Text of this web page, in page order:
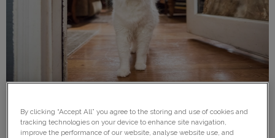
By clicking “Accept All” you agree to the storing and use of cookies and
tracking technologies on your device to enhance site navigation,
improve the performance of our website, analyse website use, and